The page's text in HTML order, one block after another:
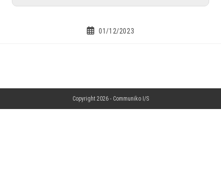
01/12/2023
Copyright 2026 - Communiko I/S